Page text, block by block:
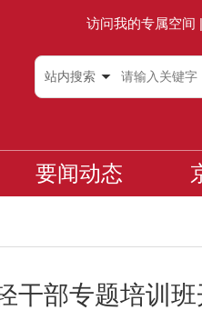
访问我的专属空间 |
站内搜索
要闻动态
干部专题培训班